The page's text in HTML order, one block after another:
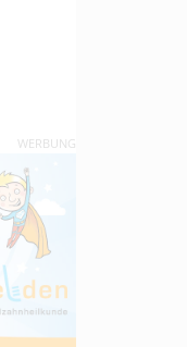
WERBUNG